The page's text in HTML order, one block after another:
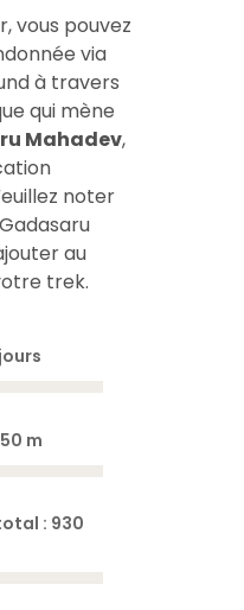
vous pouvez
via
à travers
qui mène
Mahadev,
noter
au
trek.
m
: 930